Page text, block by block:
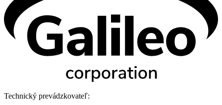
Technický prevádzkovateľ: